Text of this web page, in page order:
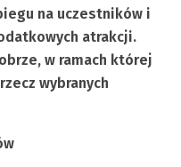
na uczestników i
atrakcji.
w ramach której
wybranych